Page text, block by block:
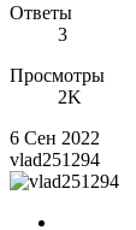
Ответы
3
Просмотры
2K
6 Сен 2022
vlad251294